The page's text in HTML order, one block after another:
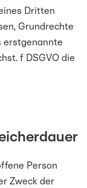
Dritten
Grundrechte
erstgenannte
f DSGVO die
Person
Zweck der